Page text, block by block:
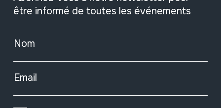
être informé de toutes les événements
Nom
Email